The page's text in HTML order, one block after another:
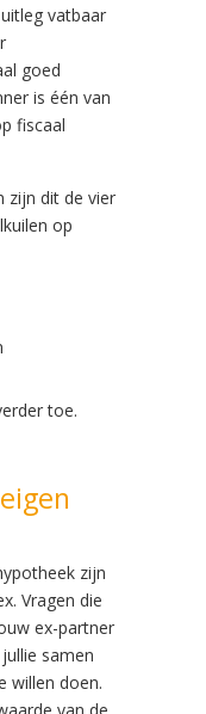
vatbaar
goed
is één van
fiscaal
zijn dit de vier
op
toe.
zijn
Vragen die
ex-partner
samen
willen doen.